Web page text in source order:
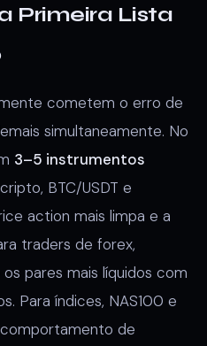
Primeira Lista
cometem o erro de
simultaneamente. No
3–5 instrumentos
BTC/USDT e
action mais limpa e a
traders de forex,
os pares mais líquidos com
Para índices, NAS100 e
de